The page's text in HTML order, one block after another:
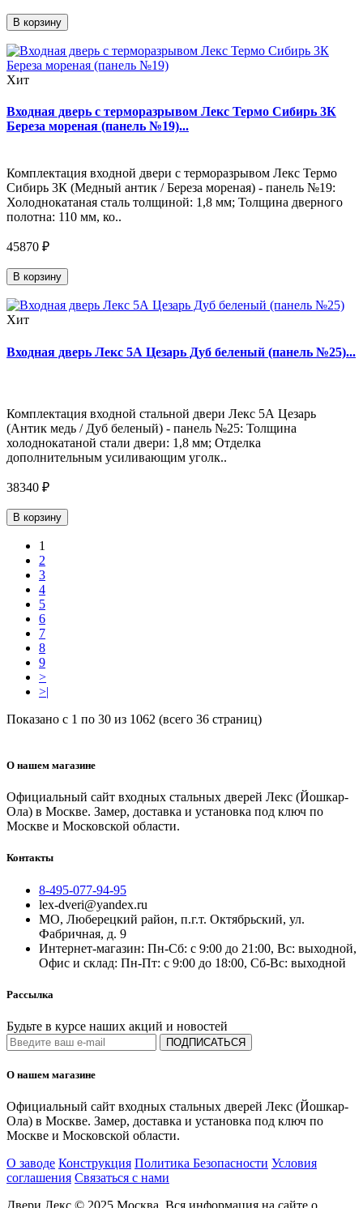
В корзину
Хит
Входная дверь с терморазрывом Лекс Термо Сибирь 3К
Береза мореная (панель №19)...
Комплектация входной двери с терморазрывом Лекс Термо
Сибирь 3К (Медный антик / Береза мореная) - панель №19:
Холоднокатаная сталь толщиной: 1,8 мм; Толщина дверного
полотна: 110 мм, ко..
45870 ₽
В корзину
Хит
Входная дверь Лекс 5А Цезарь Дуб беленый (панель №25)...
Комплектация входной стальной двери Лекс 5А Цезарь
(Антик медь / Дуб беленый) - панель №25: Толщина
холоднокатаной стали двери: 1,8 мм; Отделка
дополнительным усиливающим уголк..
38340 ₽
В корзину
1
2
3
4
5
6
7
8
9
>
>|
Показано с 1 по 30 из 1062 (всего 36 страниц)
О нашем магазине
Официальный сайт входных стальных дверей Лекс (Йошкар-
Ола) в Москве. Замер, доставка и установка под ключ по
Москве и Московской области.
Контакты
8-495-077-94-95
lex-dveri@yandex.ru
МО, Люберецкий район, п.г.т. Октябрьский, ул.
Фабричная, д. 9
Интернет-магазин: Пн-Сб: с 9:00 до 21:00, Вс: выходной,
Офис и склад: Пн-Пт: с 9:00 до 18:00, Сб-Вс: выходной
Рассылка
Будьте в курсе наших акций и новостей
ПОДПИСАТЬСЯ
О нашем магазине
Официальный сайт входных стальных дверей Лекс (Йошкар-
Ола) в Москве. Замер, доставка и установка под ключ по
Москве и Московской области.
О заводе Конструкция Политика Безопасности Условия
соглашения Связаться с нами